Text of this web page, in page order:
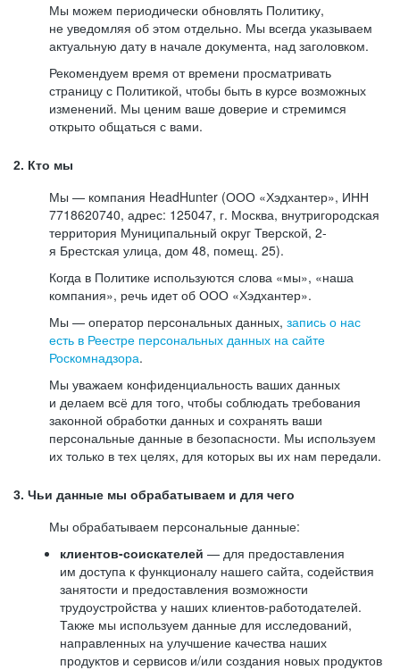
Мы можем периодически обновлять Политику,
не уведомляя об этом отдельно. Мы всегда указываем
актуальную дату в начале документа, над заголовком.
Рекомендуем время от времени просматривать
страницу с Политикой, чтобы быть в курсе возможных
изменений. Мы ценим ваше доверие и стремимся
открыто общаться с вами.
2. Кто мы
Мы — компания HeadHunter (ООО «Хэдхантер», ИНН
7718620740, адрес: 125047, г. Москва, внутригородская
территория Муниципальный округ Тверской, 2-
я Брестская улица, дом 48, помещ. 25).
Когда в Политике используются слова «мы», «наша
компания», речь идет об ООО «Хэдхантер».
Мы — оператор персональных данных, запись о нас
есть в Реестре персональных данных на сайте
Роскомнадзора.
Мы уважаем конфиденциальность ваших данных
и делаем всё для того, чтобы соблюдать требования
законной обработки данных и сохранять ваши
персональные данные в безопасности. Мы используем
их только в тех целях, для которых вы их нам передали.
3. Чьи данные мы обрабатываем и для чего
Мы обрабатываем персональные данные:
клиентов-соискателей — для предоставления
им доступа к функционалу нашего сайта, содействия
занятости и предоставления возможности
трудоустройства у наших клиентов-работодателей.
Также мы используем данные для исследований,
направленных на улучшение качества наших
продуктов и сервисов и/или создания новых продуктов